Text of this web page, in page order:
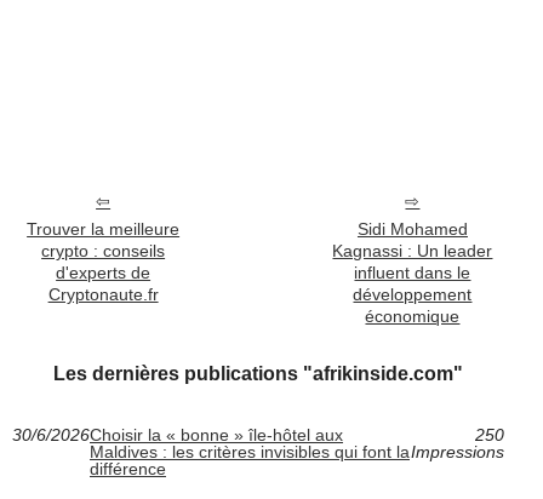
Trouver la meilleure
crypto : conseils
d'experts de
Cryptonaute.fr
Sidi Mohamed
Kagnassi : Un leader
influent dans le
développement
économique
Les dernières publications "afrikinside.com"
30/6/2026Choisir la « bonne » île-hôtel aux
Maldives : les critères invisibles qui font la
différence
250
Impressions